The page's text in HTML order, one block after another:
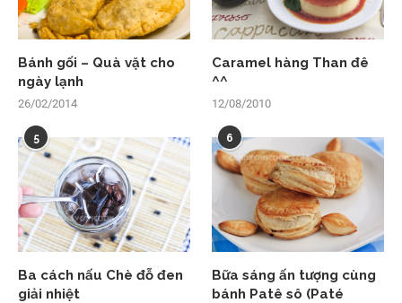
Bánh gối – Quà vặt cho
ngày lạnh
26/02/2014
Caramel hàng Than đê
^^
12/08/2010
5
Ba cách nấu Chè đỗ đen
giải nhiệt
6
Bữa sáng ấn tượng cùng
bánh Patê sô (Paté